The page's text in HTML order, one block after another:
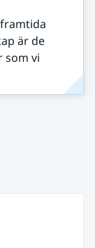
är de
som vi